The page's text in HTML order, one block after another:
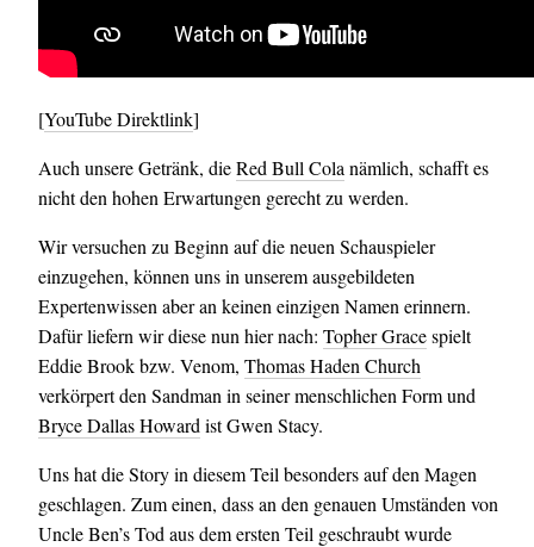
[YouTube Direktlink]
Auch unsere Getränk, dieRed Bull Cola nämlich, schafft es
nicht den hohen Erwartungen gerecht zu werden.
Wir versuchen zu Beginn auf die neuen Schauspieler
einzugehen, können uns in unserem ausgebildeten
Expertenwissen aber an keinen einzigen Namen erinnern.
Dafür liefern wir diese nun hier nach: Topher Gracespielt
Eddie Brook bzw. Venom, Thomas Haden Church
verkörpert den Sandman in seiner menschlichen Form und
Bryce Dallas Howard ist Gwen Stacy.
Uns hat die Story in diesem Teil besonders auf den Magen
geschlagen. Zum einen, dass an den genauen Umständen von
Uncle Ben’s Tod aus dem ersten Teil geschraubt wurde